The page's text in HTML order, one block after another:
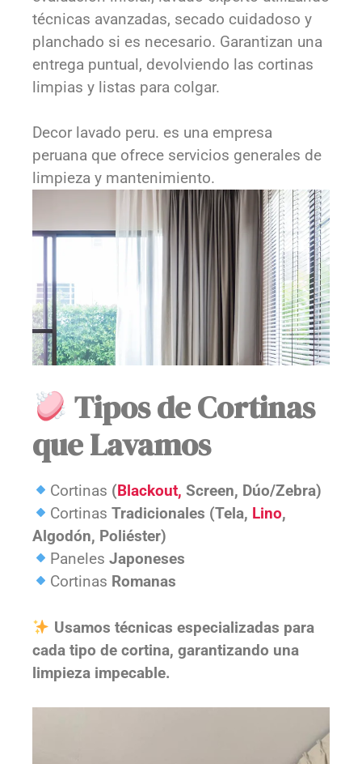
técnicas avanzadas, secado cuidadoso y
planchado si es necesario. Garantizan una
entrega puntual, devolviendo las cortinas
limpias y listas para colgar.
Decor lavado peru. es una empresa
peruana que ofrece servicios generales de
limpieza y mantenimiento.
Tipos de Cortinas
que Lavamos
Cortinas (Blackout, Screen, Dúo/Zebra)
Cortinas Tradicionales (Tela, Lino,
Algodón, Poliéster)
Paneles Japoneses
Cortinas Romanas
Usamos técnicas especializadas para
cada tipo de cortina, garantizando una
limpieza impecable.